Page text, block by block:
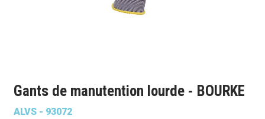
Gants de manutention lourde - BOURKE
ALVS - 93072